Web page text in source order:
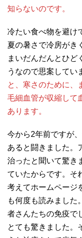
知らないのです。
冷たい食べ物を避け
夏の暑さで冷房がき
まいだんだんとひど
うなので思案してい
と、寒さのために、
毛細血管が収縮して
あります。
今から2年前ですが
あると闘きました。
治ったと聞いて驚き
ていたからです。そ
考えてホームページ
も何度も読みました
者さんたちの免疫で
とても驚きました。